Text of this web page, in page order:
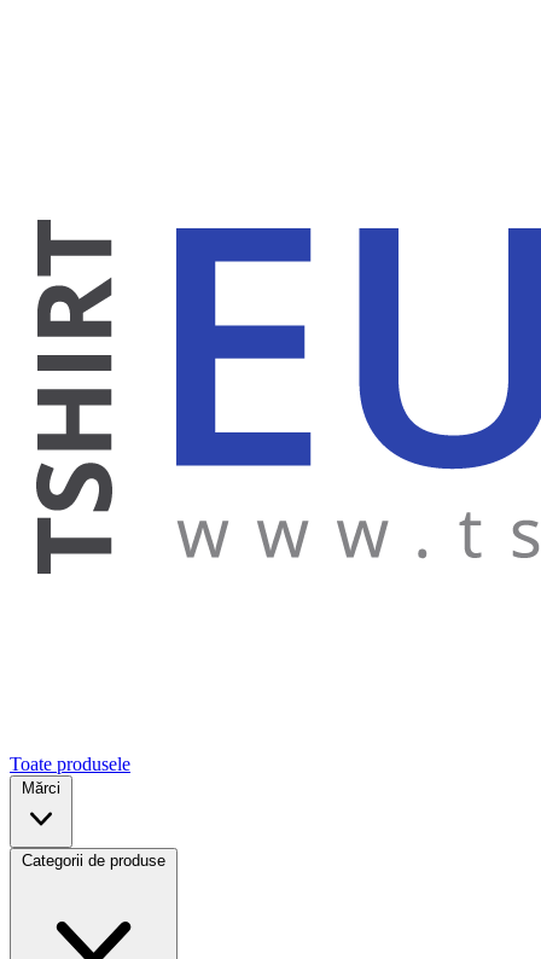
Toate produsele
Mărci
Categorii de produse